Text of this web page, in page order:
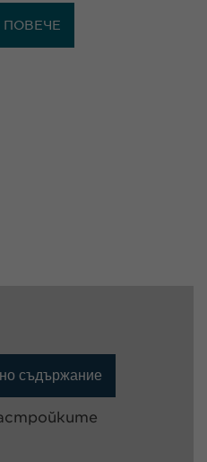
ПОВЕЧЕ
съдържание